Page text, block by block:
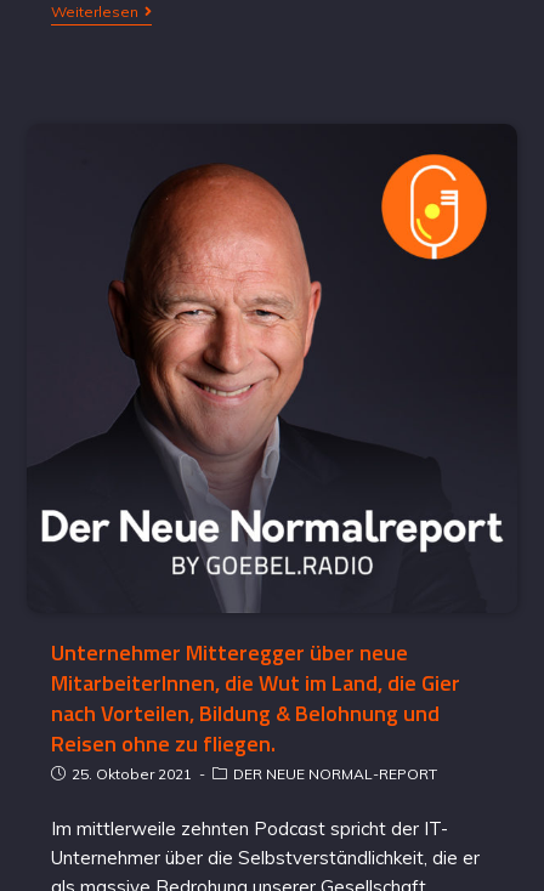
Weiterlesen
Unternehmer Mitteregger über neue
MitarbeiterInnen, die Wut im Land, die Gier
nach Vorteilen, Bildung & Belohnung und
Reisen ohne zu fliegen.
25. Oktober 2021 DER NEUE NORMAL-REPORT
Im mittlerweile zehnten Podcast spricht der IT-
Unternehmer über die Selbstverständlichkeit, die er